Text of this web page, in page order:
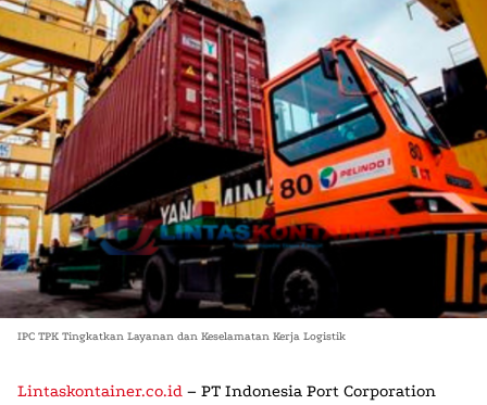
IPC TPK Tingkatkan Layanan dan Keselamatan Kerja Logistik
Lintaskontainer.co.id – PT Indonesia Port Corporation